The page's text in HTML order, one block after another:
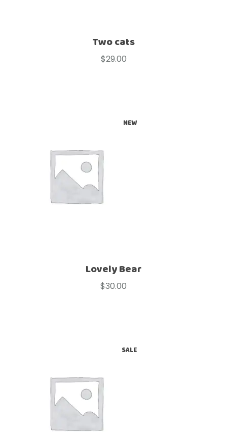
Two cats
$29.00
NEW
Lovely Bear
$30.00
SALE